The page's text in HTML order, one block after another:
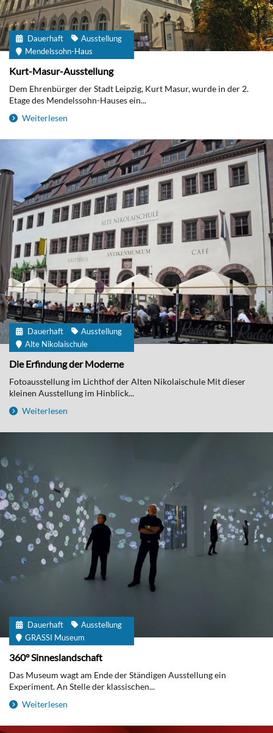
Dauerhaft
Ausstellung
Mendelssohn-Haus
Kurt-Masur-Ausstellung
Dem Ehrenbürger der Stadt Leipzig, Kurt Masur, wurde in der 2.
Etage des Mendelssohn-Hauses ein...
Weiterlesen
Dauerhaft
Ausstellung
Alte Nikolaischule
Die Erfindung der Moderne
Fotoausstellung im Lichthof der Alten Nikolaischule Mit dieser
kleinen Ausstellung im Hinblick...
Weiterlesen
Dauerhaft
Ausstellung
GRASSI Museum
360° Sinneslandschaft
Das Museum wagt am Ende der Ständigen Ausstellung ein
Experiment. An Stelle der klassischen...
Weiterlesen